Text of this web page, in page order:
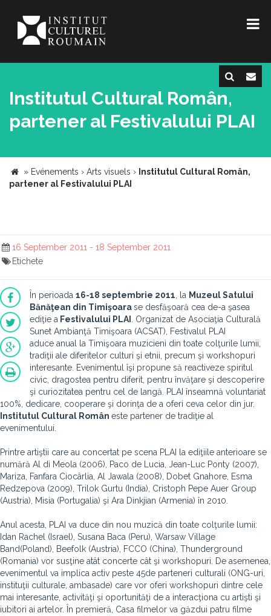
Institutul Cultural Român,
partener al Festivalului PLAI
» Evénements › Arts visuels › Institutul Cultural Român,
partener al Festivalului PLAI
16 September 2011 - 18 September 2011
Etichete
În perioada 16-18 septembrie 2011 , la Muzeul Satului
Bănăţean din Timişoarase desfăşoară cea de-a şasea
ediţie a Festivalului PLAI
. Organizat de Asociaţia Culturală
Sunet Ambianţă Timişoara (ACSAT), Festivalul PLAI
aduce anual la Timişoara muzicieni din toate colţurile lumii,
tradiţii ale diferitelor culturi şi etnii, precum şi workshopuri
interesante. Evenimentul îşi propune să reactiveze spiritul
civic, dragostea pentru diferit, pentru învăţare şi descoperire
şi curiozitatea pentru cel de langă. PLAI înseamnă voluntariat
100%, dedicare, cooperare şi dorinţa de a oferi ceva celor din jur.
Institutul Cultural Român este partener de tradiţie al
evenimentului.
Printre artiştii care au concertat pe scena PLAI la ediţiile anterioare se
numără Al di Meola (2006), Paco de Lucia, Jean-Luc Ponty (2007),
Mariza, Fanfara Ciocârlia, Al Jawala (2008), Dobet Gnahore, Esma
Redzepova (2009), Trilok Gurtu (India), Cristoph Pepe Auer Group
(Austria), Misia (Portugalia) şi Ara Dinkjian (Armenia) în 2010.
Anul acesta, PLAI va duce din nou muzică din toate colţurile lumii:
Idan Rachel (Israel), Susana Baca (Peru), Warsaw Village
Band(Poland), Beefolk (Austria), FCCO (China), Thunderground
(Romania) vor susţine atât concerte cât şi workshopuri. De asemenea,
evenimentul va implica activ peste 45de parteneri culturali (ONG-uri,
instituţii culturale, ambasade) care vor oferi workshopuri dintre cele
mai interesante, activităţi şi oportunităţi de a interacţiona cu artişti şi
iubitori ai artelor. În premieră, Casa filmelor va găzdui patru filme